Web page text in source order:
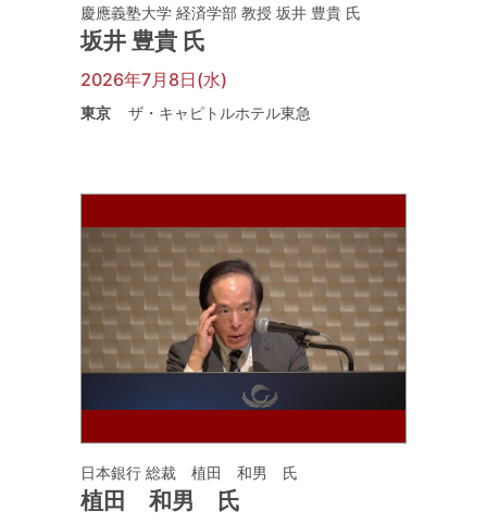
慶應義塾大学 経済学部 教授 坂井 豊貴 氏
坂井 豊貴 氏
2026年7月8日(水)
東京 ザ・キャピトルホテル東急
日本銀行 総裁 植田 和男 氏
植田 和男 氏